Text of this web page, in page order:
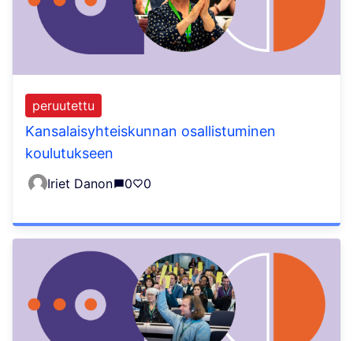
Kansalaisyhteiskunnan osallistuminen
koulutukseen
peruutettu
Iriet Danon 0 0